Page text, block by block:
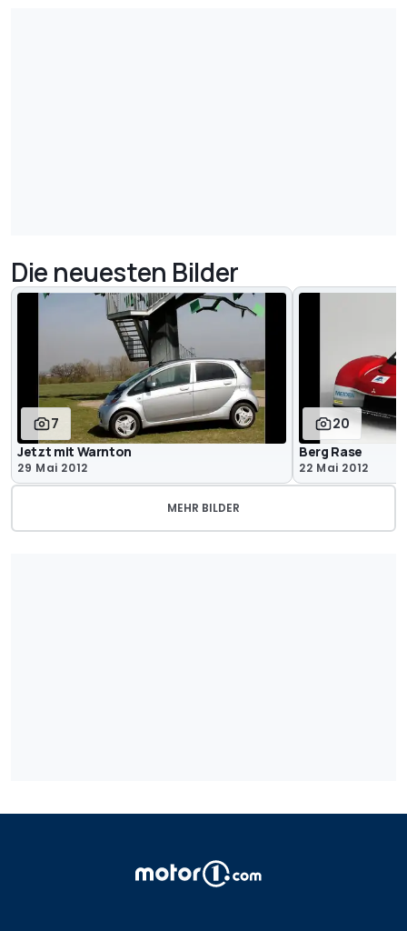
Die neuesten Bilder
7
Jetzt mit Warnton
29 Mai 2012
20
Berg Rase
22 Mai 2012
MEHR BILDER